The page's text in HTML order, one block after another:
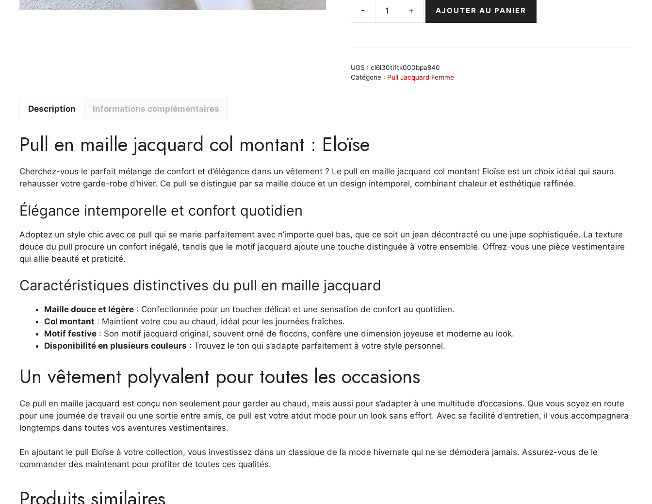
-
maille
jacquard
+ AJOUTER AU PANIER
UGS : cl6l30ti1tk000bpa840
Catégorie : Pull Jacquard Femme
Description Informations complémentaires
Pull en maille jacquard col montant : Eloïse
Cherchez-vous le parfait mélange de confort et d’élégance dans un vêtement ? Le pull en maille jacquard col montant Eloïse est un choix idéal qui saura
rehausser votre garde-robe d’hiver. Ce pull se distingue par sa maille douce et un design intemporel, combinant chaleur et esthétique raffinée.
Élégance intemporelle et confort quotidien
Adoptez un style chic avec ce pull qui se marie parfaitement avec n’importe quel bas, que ce soit un jean décontracté ou une jupe sophistiquée. La texture
douce du pull procure un confort inégalé, tandis que le motif jacquard ajoute une touche distinguée à votre ensemble. Offrez-vous une pièce vestimentaire
qui allie beauté et praticité.
Caractéristiques distinctives du pull en maille jacquard
Maille douce et légère : Confectionnée pour un toucher délicat et une sensation de confort au quotidien.
Col montant : Maintient votre cou au chaud, idéal pour les journées fraîches.
Motif festive : Son motif jacquard original, souvent orné de flocons, confère une dimension joyeuse et moderne au look.
Disponibilité en plusieurs couleurs : Trouvez le ton qui s’adapte parfaitement à votre style personnel.
Un vêtement polyvalent pour toutes les occasions
Ce pull en maille jacquard est conçu non seulement pour garder au chaud, mais aussi pour s’adapter à une multitude d’occasions. Que vous soyez en route
pour une journée de travail ou une sortie entre amis, ce pull est votre atout mode pour un look sans effort. Avec sa facilité d’entretien, il vous accompagnera
longtemps dans toutes vos aventures vestimentaires.
En ajoutant le pull Eloïse à votre collection, vous investissez dans un classique de la mode hivernale qui ne se démodera jamais. Assurez-vous de le
commander dès maintenant pour profiter de toutes ces qualités.